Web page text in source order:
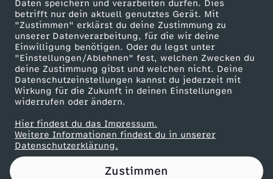
Daten speichern und verarbeiten dürfen. Dies
betrifft nur dein aktuell genutztes Gerät. Mit
"Zustimmen" erklärst du deine Zustimmung zu
unserer Datenverarbeitung, für die wir deine
Einwilligung benötigen. Oder du legst unter
"Einstellungen/Ablehnen" fest, welchen Zwecken du
deine Zustimmung gibst und welchen nicht. Deine
Datenschutzeinstellungen kannst du jederzeit mit
Wirkung für die Zukunft in deinen Einstellungen
widerrufen oder ändern.
Hier findest du das Impressum.
Weitere Informationen findest du in unserer
Datenschutzerklärung.
Zustimmen
e
r
-
F
a
k
Werbefernsehen
Mainzelmännchen
Partner